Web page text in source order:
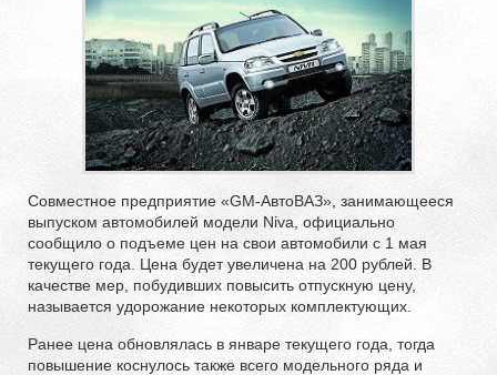
Совместное предприятие «GM-АвтоВАЗ», занимающееся
выпуском автомобилей модели Niva, официально
сообщило о подъеме цен на свои автомобили с 1 мая
текущего года. Цена будет увеличена на 200 рублей. В
качестве мер, побудивших повысить отпускную цену,
называется удорожание некоторых комплектующих.
Ранее цена обновлялась в январе текущего года, тогда
повышение коснулось также всего модельного ряда и